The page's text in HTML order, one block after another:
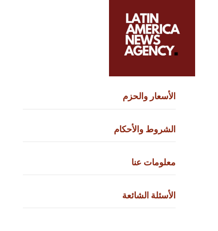
الأسعار والحزم
الشروط والأحكام
معلومات عنا
الأسئلة الشائعة